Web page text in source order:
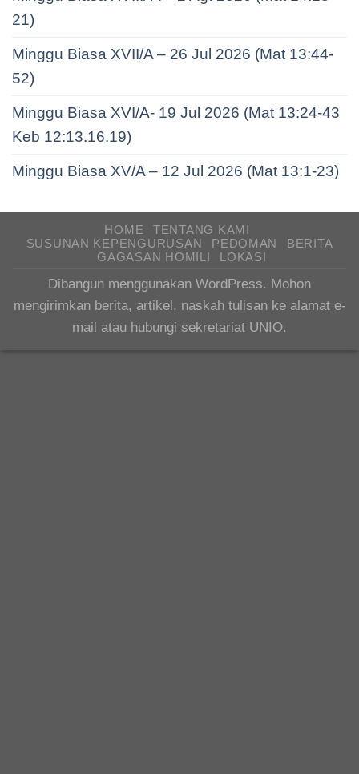
21)
Minggu Biasa XVII/A – 26 Jul 2026 (Mat 13:44-
52)
Minggu Biasa XVI/A- 19 Jul 2026 (Mat 13:24-43
Keb 12:13.16.19)
Minggu Biasa XV/A – 12 Jul 2026 (Mat 13:1-23)
HOME
TENTANG KAMI
SUSUNAN KEPENGURUSAN
PEDOMAN
BERITA
GAGASAN HOMILI
LOKASI
Dibangun menggunakan WordPress. Mohon
mengirimkan berita, artikel, naskah tulisan ke alamat e-
mail atau hubungi sekretariat UNIO.